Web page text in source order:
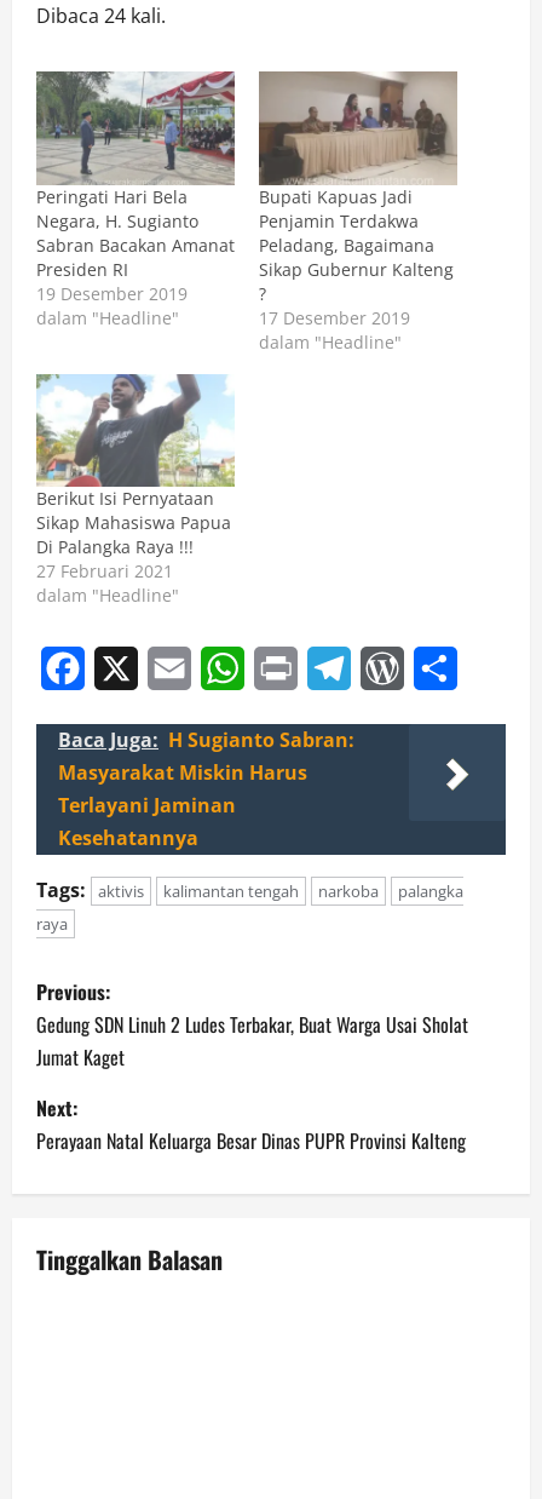
Dibaca 24 kali.
Peringati Hari Bela
Negara, H. Sugianto
Sabran Bacakan Amanat
Presiden RI
19 Desember 2019
dalam "Headline"
Bupati Kapuas Jadi
Penjamin Terdakwa
Peladang, Bagaimana
Sikap Gubernur Kalteng
?
17 Desember 2019
dalam "Headline"
Berikut Isi Pernyataan
Sikap Mahasiswa Papua
Di Palangka Raya !!!
27 Februari 2021
dalam "Headline"
Facebook Email WhatsApp
Print TelegramWordPress
Baca Juga: H Sugianto Sabran:
Masyarakat Miskin Harus
Terlayani Jaminan
Kesehatannya
Tags:
aktivis kalimantan tengah narkoba
palangka
raya
P
o
s
t
n
a
v
Previous:
Gedung SDN Linuh 2 Ludes Terbakar, Buat Warga Usai Sholat
Jumat Kaget
Next:
Perayaan Natal Keluarga Besar Dinas PUPR Provinsi Kalteng
Tinggalkan Balasan